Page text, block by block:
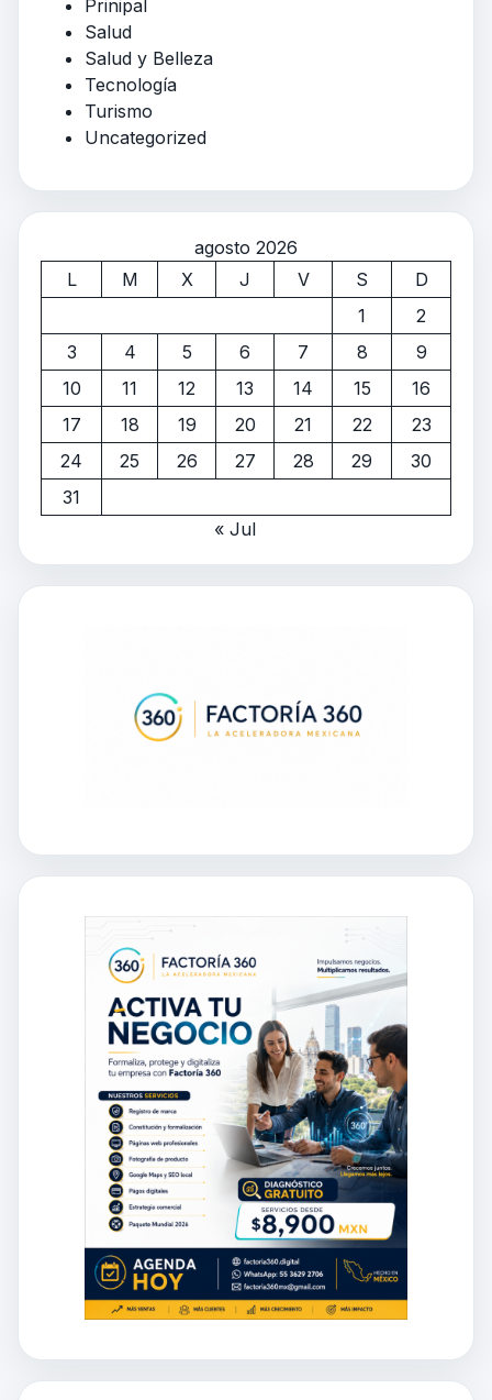
Prinipal
Salud
Salud y Belleza
Tecnología
Turismo
Uncategorized
agosto 2026
L
M X J V S
D
1
2
3
4 5 6 7 8
9
10
11 12 13 14 15
16
17
18 19 20 21 22
23
24
25 26 27 28 29
30
31
« Jul